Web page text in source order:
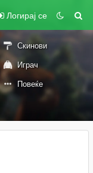
Логирај се
Скинови
Играч
Повеќе